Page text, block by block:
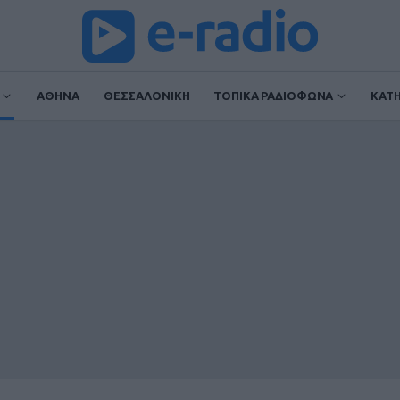
ΑΘΗΝΑ ΘΕΣΣΑΛΟΝΙΚΗ ΤΟΠΙΚΑ ΡΑΔΙΟΦΩΝΑ